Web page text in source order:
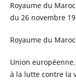
Royaume du
du 26 novembre
Royaume du
Union
à la lutte contre la